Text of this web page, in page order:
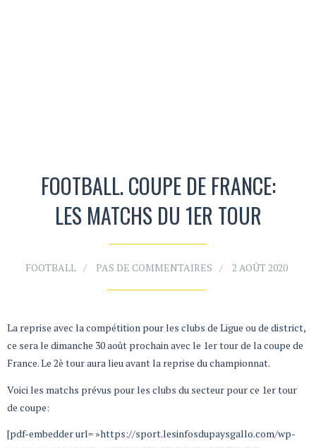
FOOTBALL. COUPE DE FRANCE:
LES MATCHS DU 1ER TOUR
FOOTBALL PAS DE COMMENTAIRES 2 AOÛT 2020
La reprise avec la compétition pour les clubs de Ligue ou de district,
ce sera le dimanche 30 août prochain avec le 1er tour de la coupe de
France. Le 2è tour aura lieu avant la reprise du championnat.
Voici les matchs prévus pour les clubs du secteur pour ce 1er tour
de coupe:
[pdf-embedder url= »https://sport.lesinfosdupaysgallo.com/wp-